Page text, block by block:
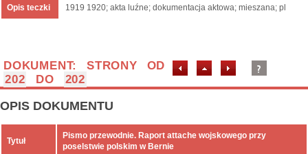
Opis teczki 1919 1920; akta luźne; dokumentacja aktowa; mieszana; pl
DOKUMENT: STRONY OD
202
DO 202
OPIS DOKUMENTU
Tytuł
Pismo przewodnie. Raport attache wojskowego przy
poselstwie polskim w Bernie